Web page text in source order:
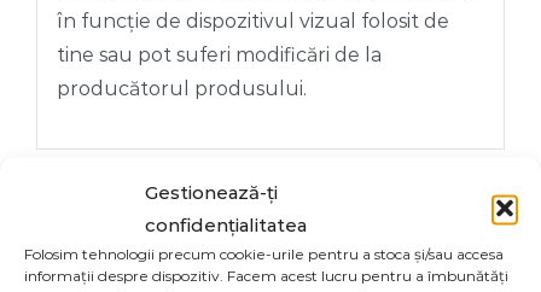
Gestionează-ți
confidențialitatea
Folosim tehnologii precum cookie-urile pentru a stoca și/sau accesa
informații despre dispozitiv. Facem acest lucru pentru a îmbunătăți
în funcție de dispozitivul vizual folosit de
tine sau pot suferi modificări de la
producătorul produsului.
Share On
Tweet This